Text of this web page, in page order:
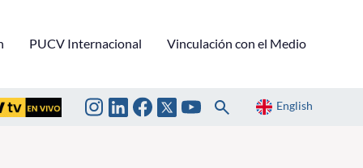
PUCV Internacional Vinculación con el Medio
English